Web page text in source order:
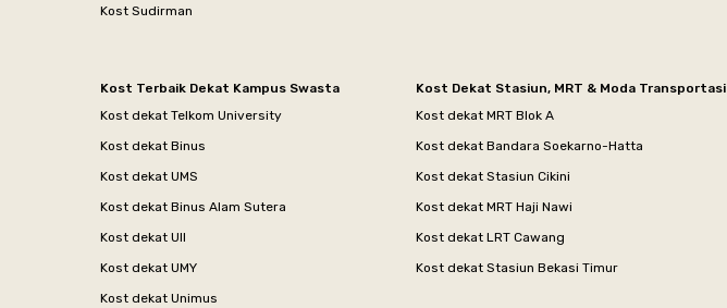
Kost Sudirman
Kost Terbaik Dekat Kampus Swasta
Kost dekat Telkom University
Kost dekat Binus
Kost dekat UMS
Kost dekat Binus Alam Sutera
Kost dekat UII
Kost dekat UMY
Kost dekat Unimus
Kost Dekat Stasiun, MRT & Moda Transportasi
Kost dekat MRT Blok A
Kost dekat Bandara Soekarno-Hatta
Kost dekat Stasiun Cikini
Kost dekat MRT Haji Nawi
Kost dekat LRT Cawang
Kost dekat Stasiun Bekasi Timur